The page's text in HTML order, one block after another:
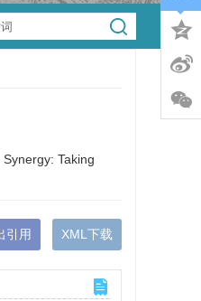
Taking
引用 XML下载